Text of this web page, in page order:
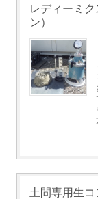
レディーミ
ン）
土間専用生